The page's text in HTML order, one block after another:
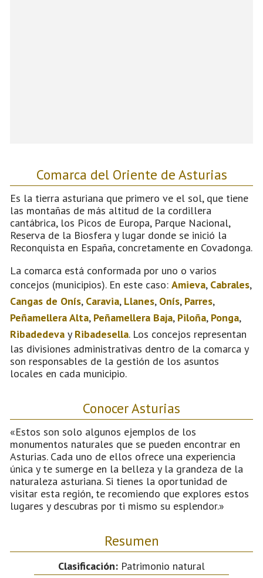
Comarca del Oriente de Asturias
Es la tierra asturiana que primero ve el sol, que tiene
las montañas de más altitud de la cordillera
cantábrica, los Picos de Europa, Parque Nacional,
Reserva de la Biosfera y lugar donde se inició la
Reconquista en España, concretamente en Covadonga.
La comarca está conformada por uno o varios
concejos (municipios). En este caso: Amieva, Cabrales,
Cangas de Onís, Caravia, Llanes, Onís, Parres,
Peñamellera Alta, Peñamellera Baja, Piloña, Ponga,
Ribadedeva y Ribadesella. Los concejos representan
las divisiones administrativas dentro de la comarca y
son responsables de la gestión de los asuntos
locales en cada municipio.
Conocer Asturias
«Estos son solo algunos ejemplos de los
monumentos naturales que se pueden encontrar en
Asturias. Cada uno de ellos ofrece una experiencia
única y te sumerge en la belleza y la grandeza de la
naturaleza asturiana. Si tienes la oportunidad de
visitar esta región, te recomiendo que explores estos
lugares y descubras por ti mismo su esplendor.»
Resumen
Clasificación: Patrimonio natural